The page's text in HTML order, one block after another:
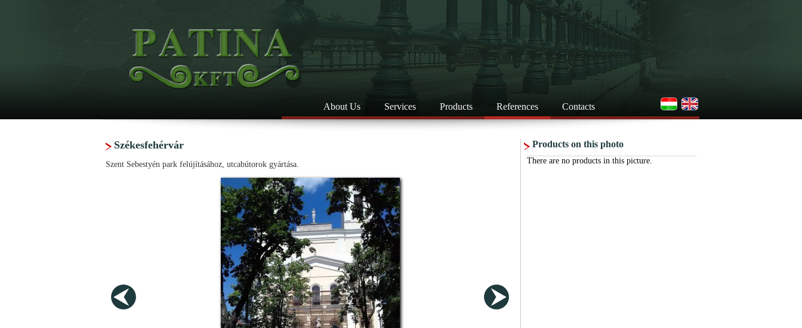
About Us Services Products References Contacts
Székesfehérvár
Szent Sebestyén park felújításához, utcabútorok gyártása.
Products on this photo
There are no products in this picture.